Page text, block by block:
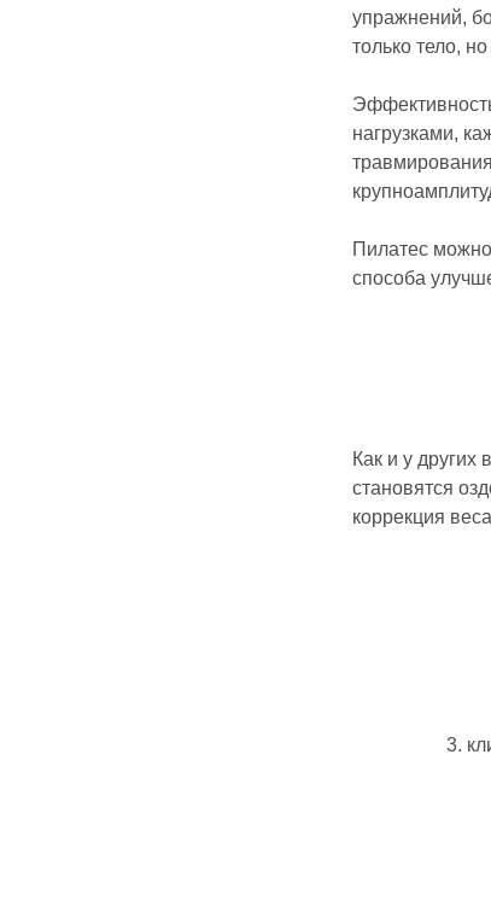
упражнений,
только тело,
нагрузками,
Пилатес можно
способа
Как и у других
становятся
коррекция
3.